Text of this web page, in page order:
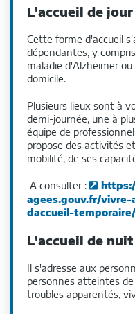
L'accueil de jour
Cette forme d'accueil
dépendantes, y
maladie d'Alzheimer
domicile.
Plusieurs lieux sont à
demi-journée, une à
équipe de
propose des activités
mobilité, de ses
A consulter :
agees.gouv.fr/
daccueil-
L'accueil de nuit
Il s'adresse aux
personnes atteintes
troubles apparentés,